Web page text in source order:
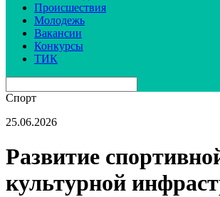
Происшествия
Молодежь
Вакансии
Конкурсы
ТИК
Спорт
25.06.2026
Развитие
культурной